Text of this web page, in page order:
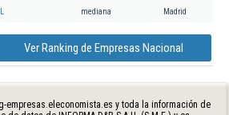
mediana Madrid
Ver Ranking de Empresas Nacional
empresas.eleconomista.es y toda la información de